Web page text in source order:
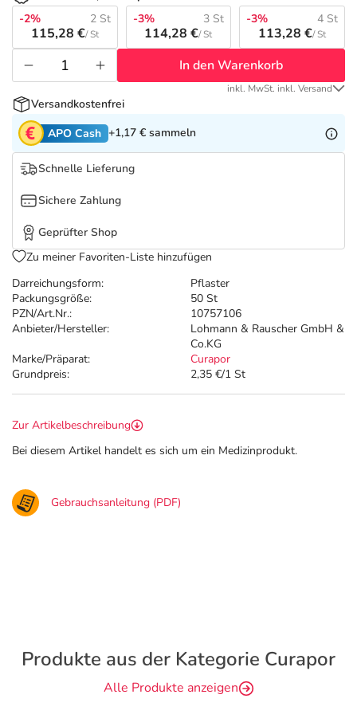
Tierapotheke
Vitamine & Mineralstoffe
Marken
Salus Deals
Darreichungsform:
Pflaster
Packungsgröße:
50 St
PZN/Art.Nr.:
10757106
Anbieter/Hersteller:
Lohmann & Rauscher GmbH &
Co.KG
Marke/Präparat:
Curapor
Grundpreis:
2,35 €/1 St
-2%
2 St
115,28 €/ St
-3% 3 St
114,28 €/ St
-3% 4 St
113,28 €/ St
In den Warenkorb
inkl. MwSt. inkl. Versand
Versandkostenfrei
APO Cash +1,17 € sammeln
Schnelle Lieferung
Sichere Zahlung
Geprüfter Shop
Zu meiner Favoriten-Liste hinzufügen
Zur Artikelbeschreibung
Bei diesem Artikel handelt es sich um ein Medizinprodukt.
Gebrauchsanleitung (PDF)
Produkte aus der Kategorie Curapor
Alle Produkte anzeigen